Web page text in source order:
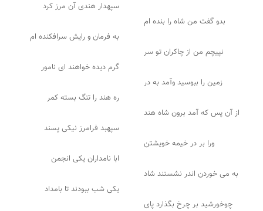
سپهدار هندی آن مرز کرد
بدو گفت من شاه را بنده ام
به فرمان و رایش سرافکنده ام
نپیچم من از چاکران تو سر
گرم دیده خواهند ای نامور
زمین را ببوسید وآمد به در
ره هند را تنگ بسته کمر
از آن پس که آمد برون شاه هند
سپهبد فرامرز نیکی پسند
ورا بر در خیمه خویشتن
ابا نامداران یکی انجمن
به می خوردن اندر نشستند شاد
یکی شب ببودند تا بامداد
چوخورشید بر چرخ بگذارد پای